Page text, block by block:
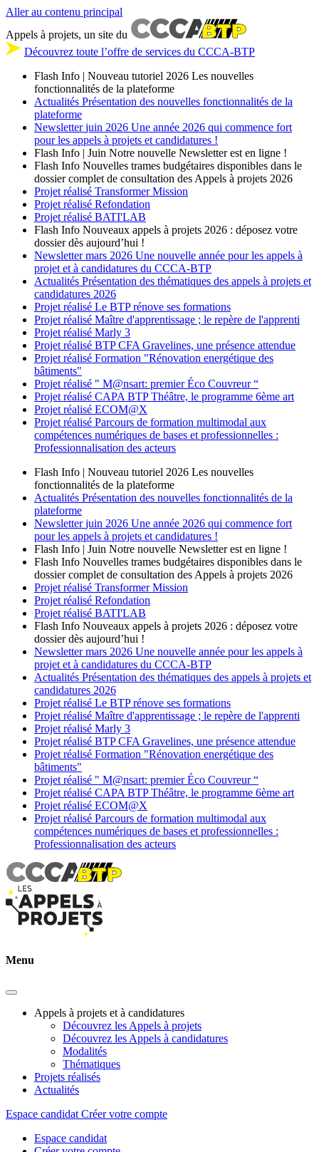
Aller au contenu principal
Appels à projets, un site du
Découvrez toute l’offre de services du CCCA-BTP
Flash Info | Nouveau tutoriel 2026 Les nouvelles
fonctionnalités de la plateforme
Actualités Présentation des nouvelles fonctionnalités de la
plateforme
Newsletter juin 2026 Une année 2026 qui commence fort
pour les appels à projets et candidatures !
Flash Info | Juin Notre nouvelle Newsletter est en ligne !
Flash Info Nouvelles trames budgétaires disponibles dans le
dossier complet de consultation des Appels à projets 2026
Projet réalisé Transformer Mission
Projet réalisé Refondation
Projet réalisé BATI'LAB
Flash Info Nouveaux appels à projets 2026 : déposez votre
dossier dès aujourd’hui !
Newsletter mars 2026 Une nouvelle année pour les appels à
projet et à candidatures du CCCA-BTP
Actualités Présentation des thématiques des appels à projets et
candidatures 2026
Projet réalisé Le BTP rénove ses formations
Projet réalisé Maître d'apprentissage ; le repère de l'apprenti
Projet réalisé Marly 3
Projet réalisé BTP CFA Gravelines, une présence attendue
Projet réalisé Formation "Rénovation energétique des
bâtiments"
Projet réalisé " M@nsart: premier Éco Couvreur “
Projet réalisé CAPA BTP Théâtre, le programme 6ème art
Projet réalisé ECOM@X
Projet réalisé Parcours de formation multimodal aux
compétences numériques de bases et professionnelles :
Professionnalisation des acteurs
Flash Info | Nouveau tutoriel 2026 Les nouvelles
fonctionnalités de la plateforme
Actualités Présentation des nouvelles fonctionnalités de la
plateforme
Newsletter juin 2026 Une année 2026 qui commence fort
pour les appels à projets et candidatures !
Flash Info | Juin Notre nouvelle Newsletter est en ligne !
Flash Info Nouvelles trames budgétaires disponibles dans le
dossier complet de consultation des Appels à projets 2026
Projet réalisé Transformer Mission
Projet réalisé Refondation
Projet réalisé BATI'LAB
Flash Info Nouveaux appels à projets 2026 : déposez votre
dossier dès aujourd’hui !
Newsletter mars 2026 Une nouvelle année pour les appels à
projet et à candidatures du CCCA-BTP
Actualités Présentation des thématiques des appels à projets et
candidatures 2026
Projet réalisé Le BTP rénove ses formations
Projet réalisé Maître d'apprentissage ; le repère de l'apprenti
Projet réalisé Marly 3
Projet réalisé BTP CFA Gravelines, une présence attendue
Projet réalisé Formation "Rénovation energétique des
bâtiments"
Projet réalisé " M@nsart: premier Éco Couvreur “
Projet réalisé CAPA BTP Théâtre, le programme 6ème art
Projet réalisé ECOM@X
Projet réalisé Parcours de formation multimodal aux
compétences numériques de bases et professionnelles :
Professionnalisation des acteurs
Menu
Appels à projets et à candidatures
Découvrez les Appels à projets
Découvrez les Appels à candidatures
Modalités
Thématiques
Projets réalisés
Actualités
Espace candidat Créer votre compte
Espace candidat